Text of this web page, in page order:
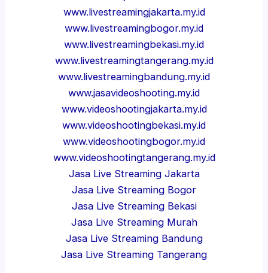
www.livestreamingjakarta.my.id
www.livestreamingbogor.my.id
www.livestreamingbekasi.my.id
www.livestreamingtangerang.my.id
www.livestreamingbandung.my.id
www.jasavideoshooting.my.id
www.videoshootingjakarta.my.id
www.videoshootingbekasi.my.id
www.videoshootingbogor.my.id
www.videoshootingtangerang.my.id
Jasa Live Streaming Jakarta
Jasa Live Streaming Bogor
Jasa Live Streaming Bekasi
Jasa Live Streaming Murah
Jasa Live Streaming Bandung
Jasa Live Streaming Tangerang